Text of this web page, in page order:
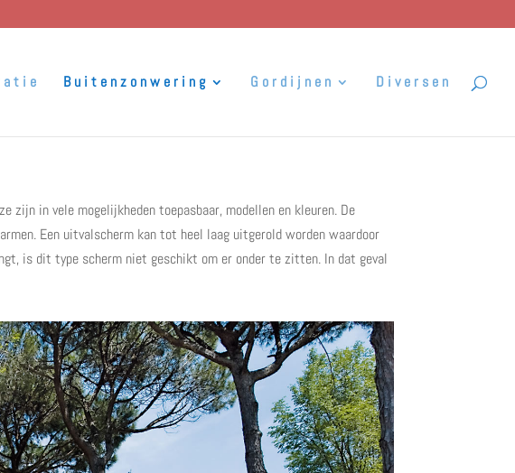
Buitenzonwering Gordijnen Diversen
in vele mogelijkheden toepasbaar, modellen en kleuren. De
Een uitvalscherm kan tot heel laag uitgerold worden waardoor
is dit type scherm niet geschikt om er onder te zitten. In dat geval